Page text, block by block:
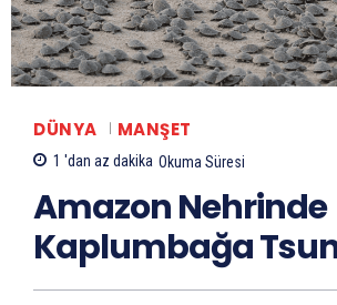
DÜNYA MANŞET
1 'dan az dakika Okuma Süresi
Amazon Nehrinde
Kaplumbağa